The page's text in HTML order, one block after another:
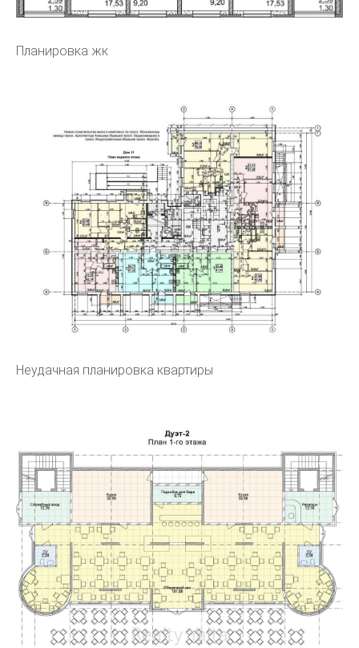
Планировка жк
Неудачная планировка квартиры